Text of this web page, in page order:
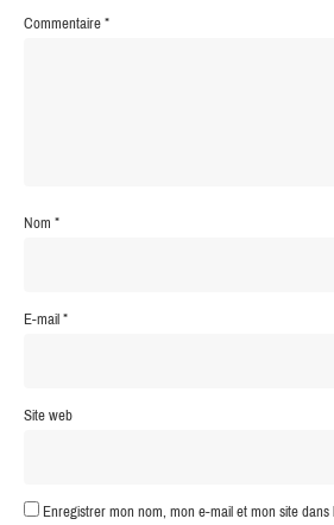
Commentaire*
Nom*
E-mail*
Site web
Enregistrer mon nom, mon e-mail et mon site